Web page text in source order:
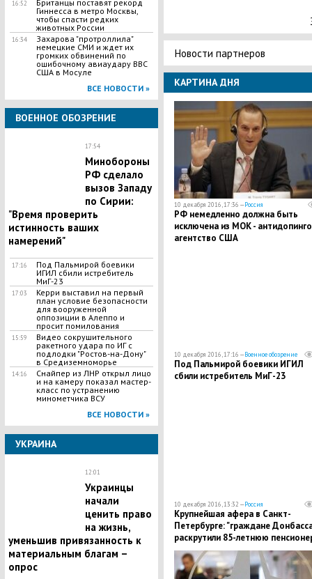
16:52
​Британцы поставят рекорд
Гиннесса в метро Москвы,
чтобы спасти редких
животных России
16:34
Захарова "протроллила"
немецкие СМИ и ждет их
громких обвинений по
ошибочному авиаудару ВВС
США в Мосуле
ВСЕ НОВОСТИ »
ВОЕННОЕ ОБОЗРЕНИЕ
17:54
Минобороны
РФ сделало
вызов Западу
по Сирии:
"Время проверить
истинность ваших
намерений"
17:16
Под Пальмирой боевики
ИГИЛ сбили истребитель
МиГ-23
17:03
Керри выставил на первый
план условие безопасности
для вооруженной
оппозиции в Алеппо и
просит помилования
15:59
Видео сокрушительного
ракетного удара по ИГ с
подлодки "Ростов-на-Дону"
в Средиземноморье
14:16
Снайпер из ЛНР открыл лицо
и на камеру показал мастер-
класс по устранению
минометчика ВСУ
ВСЕ НОВОСТИ »
УКРАИНА
12:01
Украинцы
начали
ценить право
на жизнь,
уменьшив привязанность к
материальным благам –
опрос
Новости партнеров
КАРТИНА ДНЯ
10 декабря 2016, 17:36 —Россия
РФ немедленно должна быть
исключена из МОК -
агентство США
10 декабря 2016, 17:16 —Военное обозрение
Под Пальмирой боевики ИГИЛ
сбили истребитель МиГ-23
10 декабря 2016, 13:32 —Россия
​Крупнейшая афера в Санкт-
Петербурге: "граждане
раскрутили 85-летнюю
на 2 миллиона